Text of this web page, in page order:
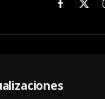
Facebook
X